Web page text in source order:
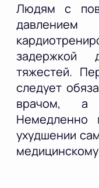
Людям с
задержкой
тяжестей.
следует
врачом, а
Немедленно
ухудшении